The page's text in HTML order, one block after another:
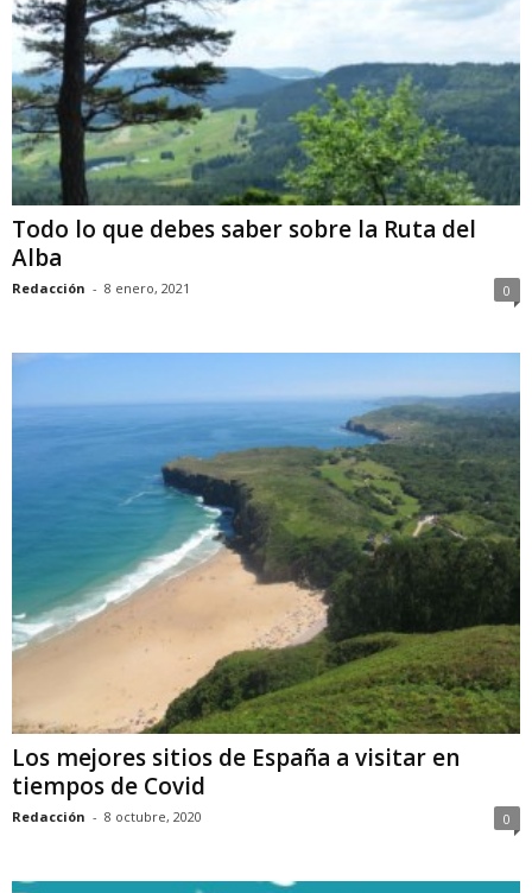
Todo lo que debes saber sobre la Ruta del
Alba
Redacción - 8 enero, 2021 0
Los mejores sitios de España a visitar en
tiempos de Covid
Redacción - 8 octubre, 2020 0